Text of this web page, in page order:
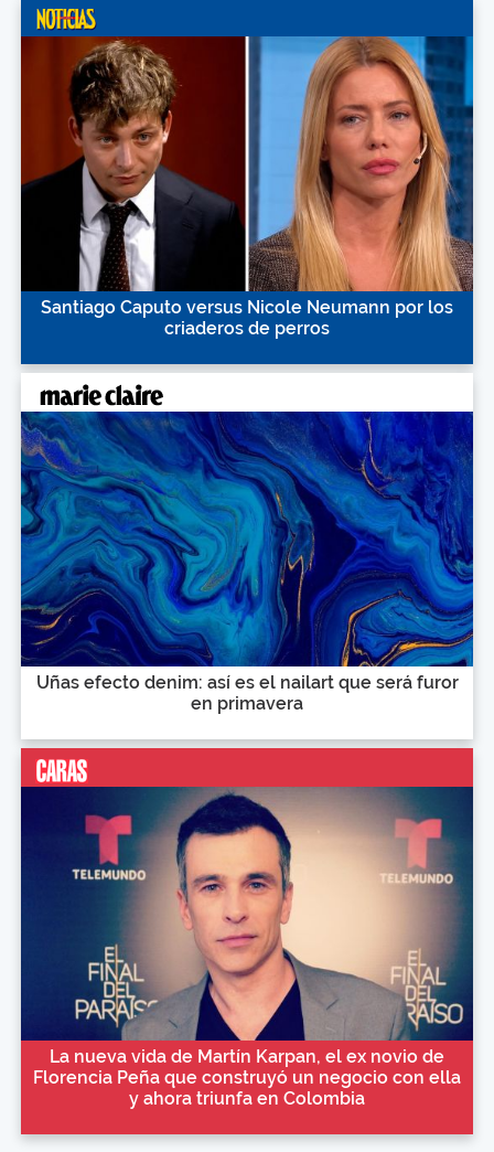
Santiago Caputo versus Nicole Neumann por los
criaderos de perros
Uñas efecto denim: así es el nailart que será furor
en primavera
La nueva vida de Martín Karpan, el ex novio de
Florencia Peña que construyó un negocio con ella
y ahora triunfa en Colombia